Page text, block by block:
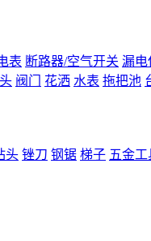
表 断路器/空气开关 漏电
阀门 花洒 水表 拖把池
头 锉刀 钢锯 梯子 五金